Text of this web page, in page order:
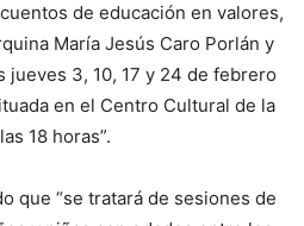
de educación en valores,
María Jesús Caro Porlán y
jueves 3, 10, 17 y 24 de febrero
en el Centro Cultural de la
18 horas”.
que “se tratará de sesiones de